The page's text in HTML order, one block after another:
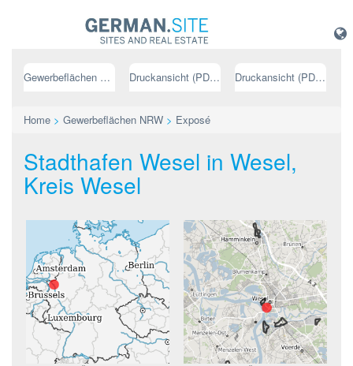
Gewerbeflächen NRW Druckansicht (PDF) // deutsch Druckansicht (PDF) // englisch
Home > Gewerbeflächen NRW > Exposé
Stadthafen Wesel in Wesel,
Kreis Wesel